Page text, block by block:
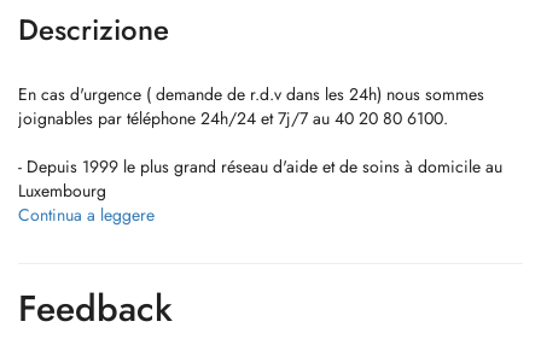
Descrizione
En cas d'urgence ( demande de r.d.v dans les 24h) nous sommes
joignables par téléphone 24h/24 et 7j/7 au 40 20 80 6100.
- Depuis 1999 le plus grand réseau d'aide et de soins à domicile au
Luxembourg
- Nous sommes joignable par téléphone 24h/24h au 40 20 80 6100
- Seit 1999 das größte Netzwerk für Hilfs- und Pflegedienste in
Continua a leggere
Feedback